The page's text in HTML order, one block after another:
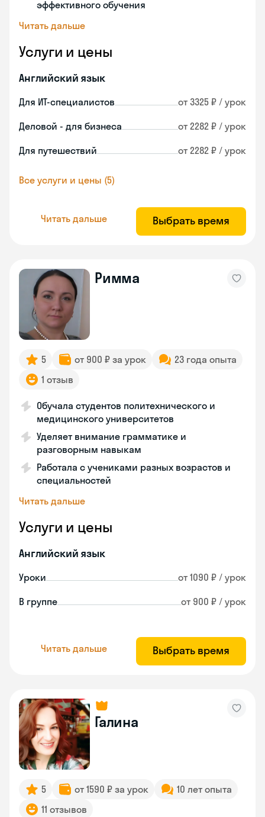
эффективного обучения
Читать дальше
Услуги и цены
Английский язык
Для ИТ-специалистов от 3325 ₽ / урок
Деловой - для бизнеса от 2282 ₽ / урок
Для путешествий от 2282 ₽ / урок
Все услуги и цены (5)
Читать дальше Выбрать время
Римма
5 от 900 ₽ за урок
23 года опыта
1 отзыв
Обучала студентов политехнического и
медицинского университетов
Уделяет внимание грамматике и
разговорным навыкам
Работала с учениками разных возрастов и
специальностей
Читать дальше
Услуги и цены
Английский язык
Уроки от 1090 ₽ / урок
В группе от 900 ₽ / урок
Читать дальше Выбрать время
Галина
5 от 1590 ₽ за урок
10 лет опыта
11 отзывов